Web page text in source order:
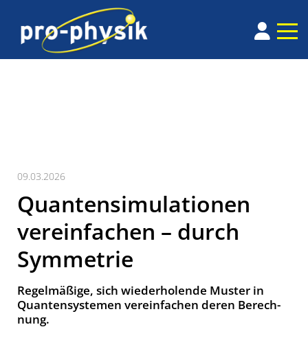
09.03.2026
Quantensimulationen
vereinfachen – durch
Symmetrie
Regel­mäßi­ge, sich wie­der­ho­len­de Mus­ter in
Quan­ten­sys­te­men ver­ein­fa­chen deren Be­rech­
nung.